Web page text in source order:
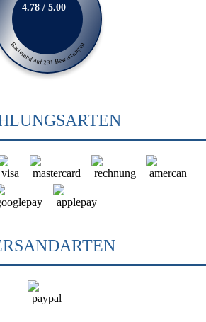
Basierend auf 231 Bewertungen
4.78 / 5.00